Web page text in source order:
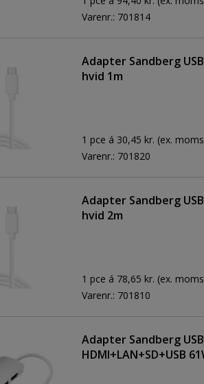
Varenr.: 701814
Adapter Sandberg
hvid 1m
1 pce á 30,45 kr. (ex.
Varenr.: 701820
Adapter Sandberg
hvid 2m
1 pce á 78,65 kr. (ex.
Varenr.: 701810
Adapter Sandberg
HDMI+LAN+SD+USB